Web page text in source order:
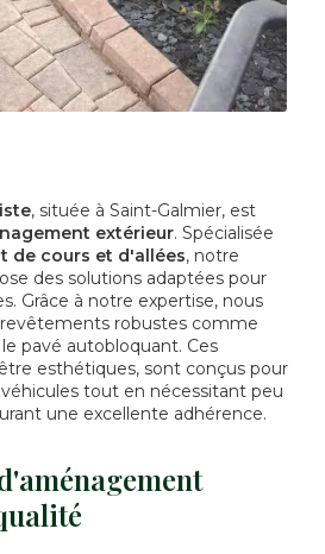
, située à Saint-Galmier, est
extérieur. Spécialisée
de cours et d'allées, notre
des solutions adaptées pour
Grâce à notre expertise, nous
robustes comme
pavé autobloquant. Ces
esthétiques, sont conçus pour
tout en nécessitant peu
une excellente adhérence.